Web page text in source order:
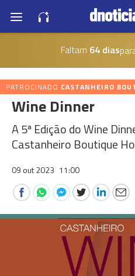
Faltam 64 dias
PATROCINADO CASTANHEIRO
Wine Dinner
A 5ª Edição do Wine
Castanheiro Boutique
09 out 2023 11:00